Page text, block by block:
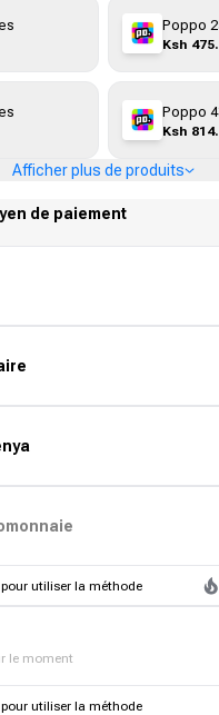
Poppo
Ksh
Poppo
Ksh
Afficher plus de produits
de paiement
utiliser la méthode
le moment
utiliser la méthode